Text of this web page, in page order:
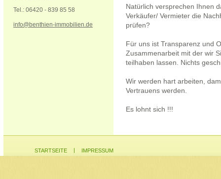
Tel.: 06420 - 839 85 58
info@benthien-immobilien.de
Natürlich versprechen Ihnen
Verkäufer/ Vermieter die
prüfen?
Für uns ist Transparenz und
Zusammenarbeit mit der wir
teilhaben lassen. Nichts
Wir werden hart arbeiten,
Vertrauens werden.
Es lohnt sich !!!
STARTSEITE | IMPRESSUM